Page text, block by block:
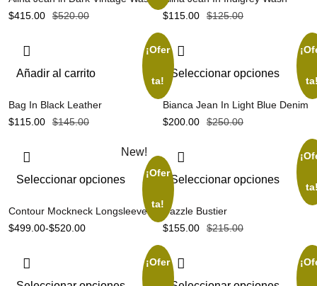
$520.00
$415.00
$125.00
$115.00
¡Ofer
ta!
Añadir al carrito
Bag In Black Leather
$145.00
$115.00
Seleccionar opciones
Bianca Jean In Light Blue Denim
$250.00
$200.00
New!
¡Ofer
ta!
Seleccionar opciones
Contour Mockneck Longsleeve
$499.00-$520.00
Seleccionar opciones
Dazzle Bustier
$215.00
$155.00
¡Ofer